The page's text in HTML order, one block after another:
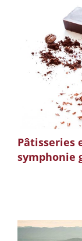
Pâtisseries
symphonie